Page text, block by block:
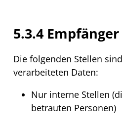
5.3.4
Die folgenden Stellen
verarbeiteten Daten:
Nur interne Stellen
betrauten Personen)